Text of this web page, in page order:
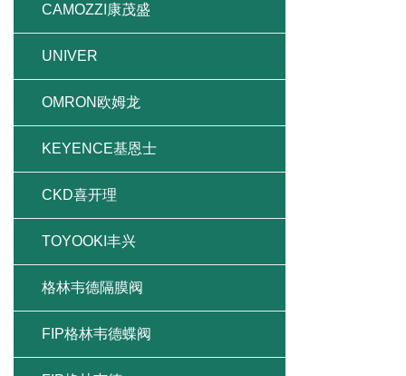
CAMOZZI康茂盛
UNIVER
OMRON欧姆龙
KEYENCE基恩士
CKD喜开理
TOYOOKI丰兴
格林韦德隔膜阀
FIP格林韦德蝶阀